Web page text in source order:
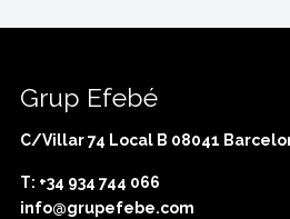
Grup Efebé
C/Villar 74 Local B 08041
T: +34 934 744 066
info@grupefebe.com